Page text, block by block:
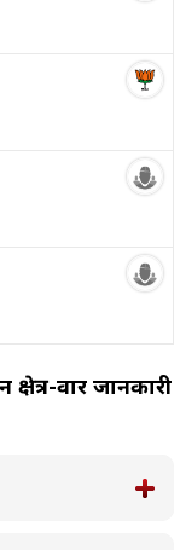
क्षेत्र-वार जानकारी